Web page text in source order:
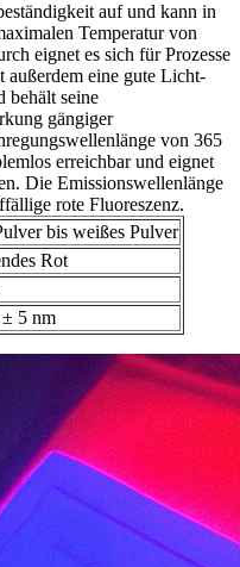
auf und kann in
Temperatur von
eignet es sich für Prozesse
außerdem eine gute Licht-
behält seine
gängiger
von 365
erreichbar und eignet
Die Emissionswellenlänge
rote Fluoreszenz.
bis weißes Pulver
Rot
5 nm